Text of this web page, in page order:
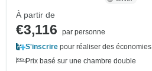
À partir de
€3,116
par personne
S'inscrire pour réaliser des économies
Prix basé sur une chambre double